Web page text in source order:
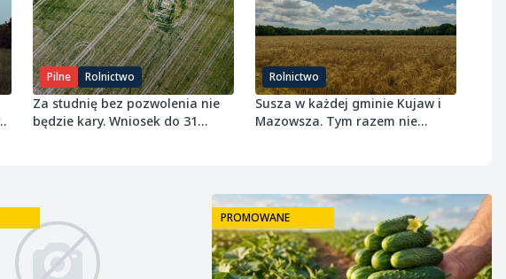
Pilne Rolnictwo
Za studnię bez pozwolenia nie
będzie kary. Wniosek do 31
Rolnictwo
Susza w każdej gminie Kujaw i
Mazowsza. Tym razem nie
PROMOWANE